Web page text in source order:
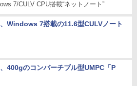
7/CULV CPU搭載“ネットノート”
Windows 7搭載の11.6型CULVノート
400gのコンバーチブル型UMPC「P